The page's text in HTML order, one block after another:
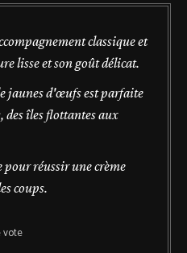
classique et
lisse et son goût délicat.
jaunes d'œufs est parfaite
des îles flottantes aux
pour réussir une crème
coups.
vote